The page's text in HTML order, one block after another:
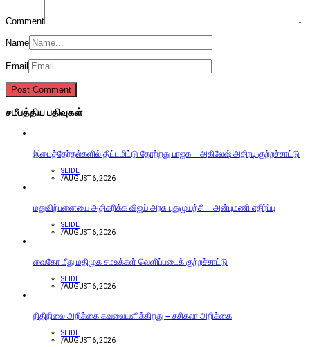
Comment
Name
Email
சமீபத்திய பதிவுகள்
இடைத்தேர்தல்களில் திட்டமிட்டு தோற்றது பாஜக – அகிலேஷ் அதிரடி குற்றச்சாட்டு
SLIDE
/AUGUST 6, 2026
மதுவிற்பனையை அதிகரிக்க விஜய் அரசு புதுமுயற்சி – அன்புமணி எதிர்ப்பு
SLIDE
/AUGUST 6, 2026
வைகோ மீது மதிமுக சமஉக்கள் வெளிப்படைக் குற்றச்சாட்டு
SLIDE
/AUGUST 6, 2026
நிதிநிலை அறிக்கை கவலையளிக்கிறது – சசிகலா அறிக்கை
SLIDE
/AUGUST 6, 2026